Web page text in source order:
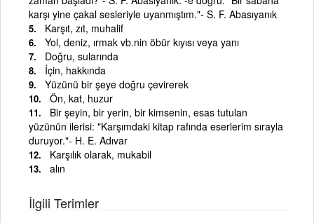
karşı yine çakal sesleriyle uyanmıştım."- S. F. Abasıyanık
Karşıt, zıt, muhalif
Yol, deniz, ırmak vb.nin öbür kıyısı veya yanı
Doğru, sularında
İçin, hakkında
Yüzünü bir şeye doğru çevirerek
Ön, kat, huzur
Bir şeyin, bir yerin, bir kimsenin, esas tutulan
yüzünün ilerisi: "Karşımdaki kitap rafında eserlerim sırayla
duruyor."- H. E. Adıvar
Karşılık olarak, mukabil
alın
İlgili Terimler